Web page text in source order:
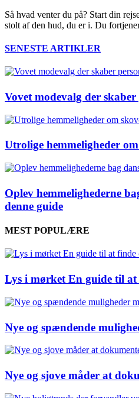
Så hvad venter du på? Start din
stolt af den hud, du er i. Du
SENESTE ARTIKLER
Vovet modevalg der
Utrolige hemmeligheder
Oplev hemmelighederne
denne guide
MEST POPULÆRE
Lys i mørket En guide til
Nye og spændende
Nye og sjove måder at